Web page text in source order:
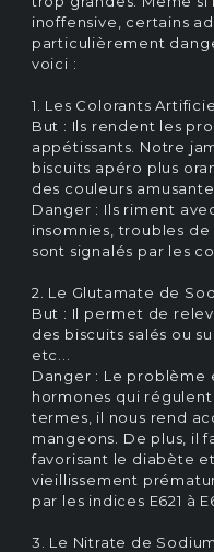
inoffensive, certains
particulièrement
voici :
1. Les Colorants
But : Ils rendent les
appétissants. Notre
biscuits apéro plus
des couleurs
Danger : Ils riment
insomnies, troubles
sont signalés par les
2. Le Glutamate de
But : Il permet de
des biscuits salés ou
etc...
Danger : Le problème
hormones qui
termes, il nous rend
mangeons. De plus, il
favorisant le diabète
vieillissement
par les indices E621 à
3. Le Nitrate de Sodium